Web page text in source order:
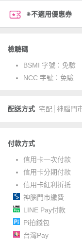
※不適用優惠券
檢驗碼
BSMI 字號： 免驗
NCC 字號： 免驗
配送方式 宅配│神腦門
付款方式
信用卡一次付款
信用卡分期付款
信用卡紅利折抵
神腦門市繳費
LINE Pay付款
Pi拍錢包
台灣Pay